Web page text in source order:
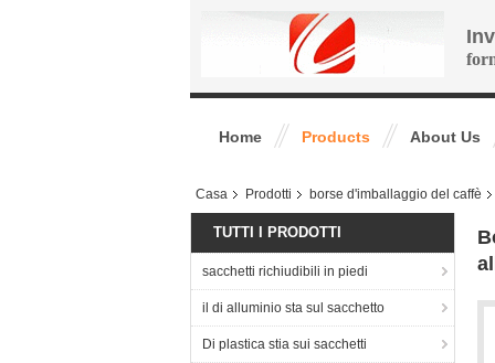
Home Products About Us
Casa Prodotti borse d'imballaggio del caffè
TUTTI I PRODOTTI
sacchetti richiudibili in piedi
il di alluminio sta sul sacchetto
Di plastica stia sui sacchetti